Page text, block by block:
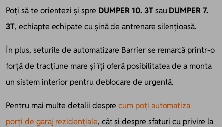
Poți să te orientezi și spre DUMPER 10. 3Tsau DUMPER 7.
3T, echiapte echipate cu șină de antrenare silențioasă.
În plus, seturile de automatizare Barrier se remarcă printr-o
forță de tracțiune mare și îți oferă posibilitatea de a monta
un sistem interior pentru deblocare de urgență.
Pentru mai multe detalii despre cum poți automatiza
porți de garaj rezidențiale, cât și despre sfaturi cu privire la